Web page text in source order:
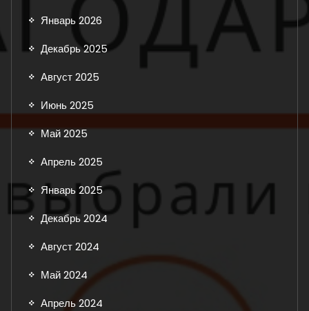
Январь 2026
Декабрь 2025
Август 2025
Июнь 2025
Май 2025
Апрель 2025
Январь 2025
Декабрь 2024
Август 2024
Май 2024
Апрель 2024